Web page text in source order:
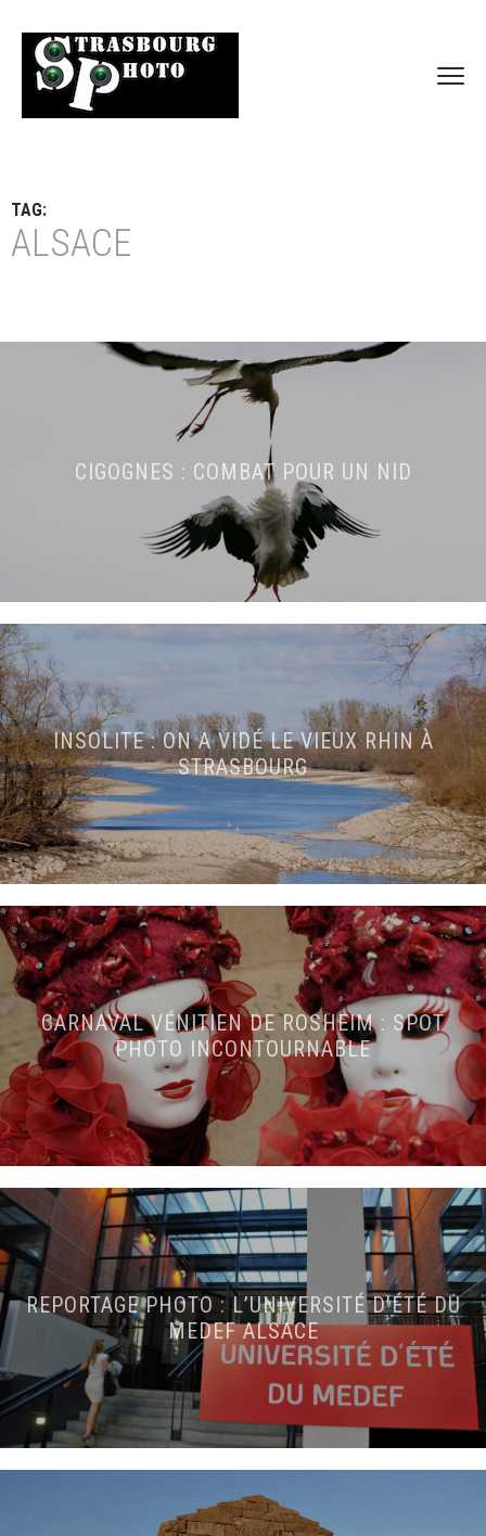
TAG:
ALSACE
CIGOGNES : COMBAT POUR UN NID
INSOLITE : ON A VIDÉ LE VIEUX RHIN À
STRASBOURG
CARNAVAL VÉNITIEN DE ROSHEIM : SPOT
PHOTO INCONTOURNABLE
REPORTAGE PHOTO : L’UNIVERSITÉ D’ÉTÉ DU
MEDEF ALSACE